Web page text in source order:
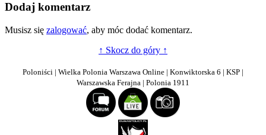
Dodaj komentarz
Musisz się zalogować, aby móc dodać komentarz.
↑ Skocz do góry ↑
Poloniści | Wielka Polonia Warszawa Online | Konwiktorska 6 | KSP |
Warszawska Ferajna | Polonia 1911